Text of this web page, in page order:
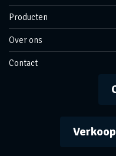
Producten
Over ons
Contact